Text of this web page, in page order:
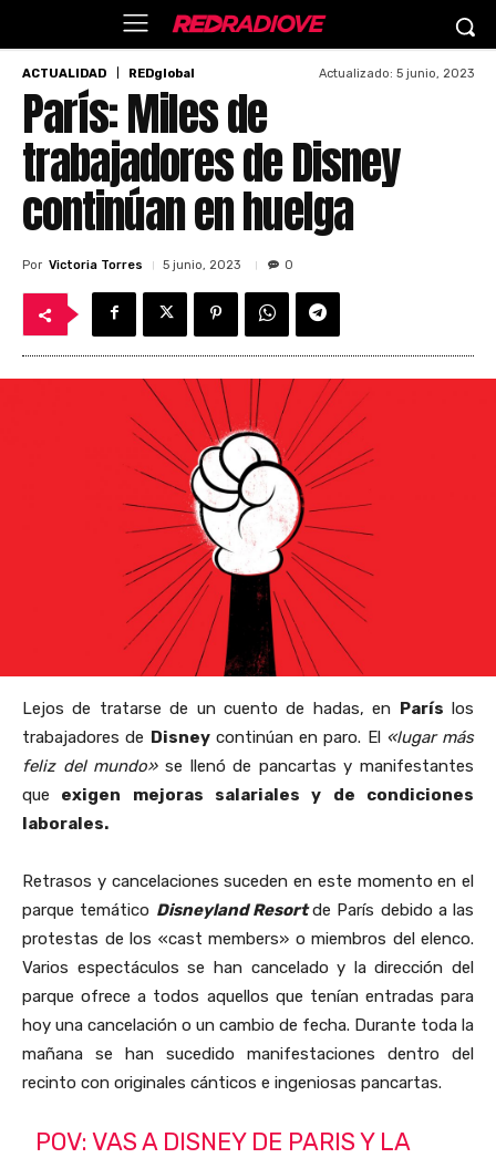
ACTUALIDAD REDglobal Actualizado: 5 junio, 2023
París: Miles de
trabajadores de Disney
continúan en huelga
Por Victoria Torres 5 junio, 2023 0
Lejos de tratarse de un cuento de hadas, en París los
trabajadores de Disneycontinúan en paro. El «lugar más
feliz del mundo»se llenó de pancartas y manifestantes
que exigen mejoras salariales y de condiciones
laborales.
Retrasos y cancelaciones suceden en este momento en el
parque temático Disneyland Resortde París debido a las
protestas de los «cast members» o miembros del elenco.
Varios espectáculos se han cancelado y la dirección del
parque ofrece a todos aquellos que tenían entradas para
hoy una cancelación o un cambio de fecha. Durante toda la
mañana se han sucedido manifestaciones dentro del
recinto con originales cánticos e ingeniosas pancartas.
POV: VAS A DISNEY DE PARIS Y LA